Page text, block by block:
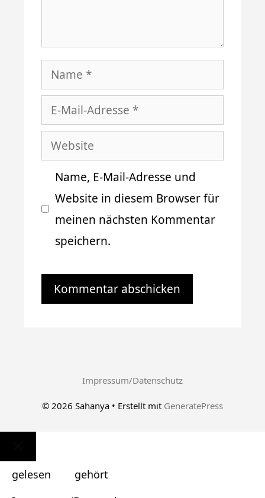
Name
Mail-
Adresse
Website
Name, E-Mail-Adresse und
Website in diesem Browser für
meinen nächsten Kommentar
speichern.
Impressum/Datenschutz
© 2026 Sahanya • Erstellt mit GeneratePress
Schließen
gelesen
gehört